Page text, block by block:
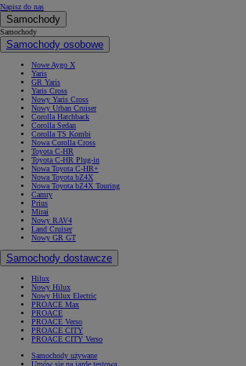
Napisz do nas
Samochody
Samochody
Samochody osobowe
Nowe Aygo X
Yaris
GR Yaris
Yaris Cross
Nowy Yaris Cross
Nowy Urban Cruiser
Corolla Hatchback
Corolla Sedan
Corolla TS Kombi
Nowa Corolla Cross
Toyota C-HR
Toyota C-HR Plug-in
Nowa Toyota C-HR+
Nowa Toyota bZ4X
Nowa Toyota bZ4X Touring
Camry
Prius
Mirai
Nowy RAV4
Land Cruiser
Nowy GR GT
Samochody dostawcze
Hilux
Nowy Hilux
Nowy Hilux Electric
PROACE Max
PROACE
PROACE Verso
PROACE CITY
PROACE CITY Verso
Samochody używane
Umów się na jazdę testową